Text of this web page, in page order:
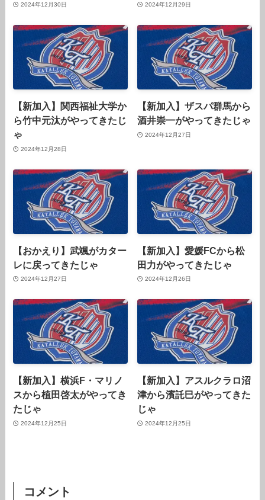
2024年12月30日 2024年12月29日
【新加入】関西福祉大学か
ら竹中元汰がやってきたじ
ゃ
2024年12月28日
【新加入】ザスパ群馬から
酒井崇一がやってきたじゃ
2024年12月27日
【おかえり】武颯がカター
レに戻ってきたじゃ
2024年12月27日
【新加入】愛媛FCから松
田力がやってきたじゃ
2024年12月26日
【新加入】横浜F・マリノ
スから植田啓太がやってき
たじゃ
2024年12月25日
【新加入】アスルクラロ沼
津から濱託巳がやってきた
じゃ
2024年12月25日
コメント